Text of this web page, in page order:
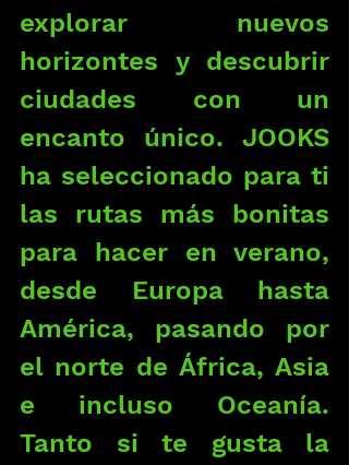
explorar nuevos
horizontes y descubrir
ciudades con un
encanto único. JOOKS
ha seleccionado para ti
las rutas más bonitas
para hacer en verano,
desde Europa hasta
América, pasando por
el norte de África, Asia
e incluso Oceanía.
Tanto si te gusta la